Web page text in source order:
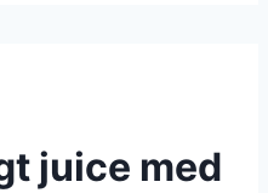
juice med